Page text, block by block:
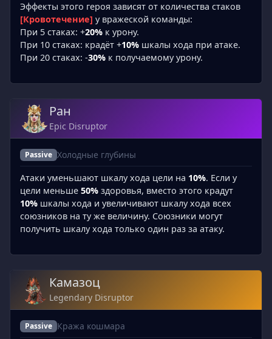
Эффекты этого героя зависят от количества стаков
[Кровотечение] у вражеской команды:
При 5 стаках: +20% к урону.
При 10 стаках: крадёт +10% шкалы хода при атаке.
При 20 стаках: -30% к получаемому урону.
Ран
Epic Disruptor
Passive Холодные глубины
Атаки уменьшают шкалу хода цели на 10%. Если у
цели меньше 50% здоровья, вместо этого крадут
10% шкалы хода и увеличивают шкалу хода всех
союзников на ту же величину. Союзники могут
получить шкалу хода только один раз за атаку.
Камазоц
Legendary Disruptor
Passive Кража кошмара